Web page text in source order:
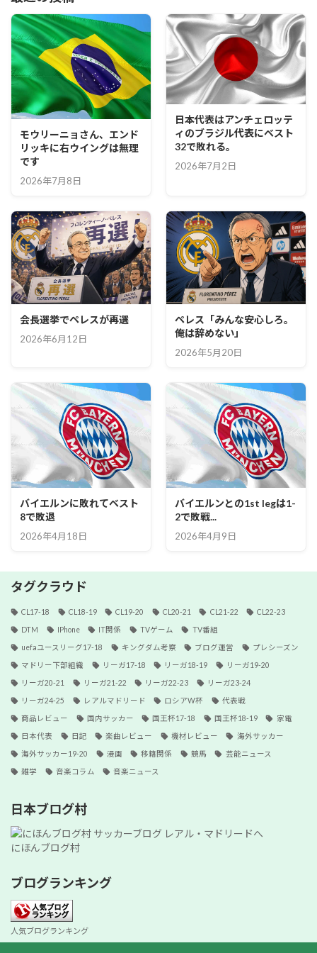
モウリーニョさん、エンド
リッキに右ウイングは無理
です
2026年7月8日
日本代表はアンチェロッテ
ィのブラジル代表にベスト
32で敗れる。
2026年7月2日
会長選挙でペレスが再選
2026年6月12日
ペレス「みんな安心しろ。
俺は辞めない」
2026年5月20日
バイエルンに敗れてベスト
8で敗退
2026年4月18日
バイエルンとの1st legは1-
2で敗戦...
2026年4月9日
タグクラウド
CL17-18 CL18-19 CL19-20 CL20-21 CL21-22 CL22-23
DTM IPhone IT関係 TVゲーム TV番組
uefaユースリーグ17-18 キングダム考察 ブログ運営 プレシーズン
マドリー下部組織 リーガ17-18 リーガ18-19 リーガ19-20
リーガ20-21 リーガ21-22 リーガ22-23 リーガ23-24
リーガ24-25 レアルマドリード ロシアW杯 代表戦
商品レビュー 国内サッカー 国王杯17-18 国王杯18-19 家電
日本代表 日記 楽曲レビュー 機材レビュー 海外サッカー
海外サッカー19-20 漫画 移籍関係 競馬 芸能ニュース
雑学 音楽コラム 音楽ニュース
日本ブログ村
にほんブログ村
ブログランキング
人気ブログランキング